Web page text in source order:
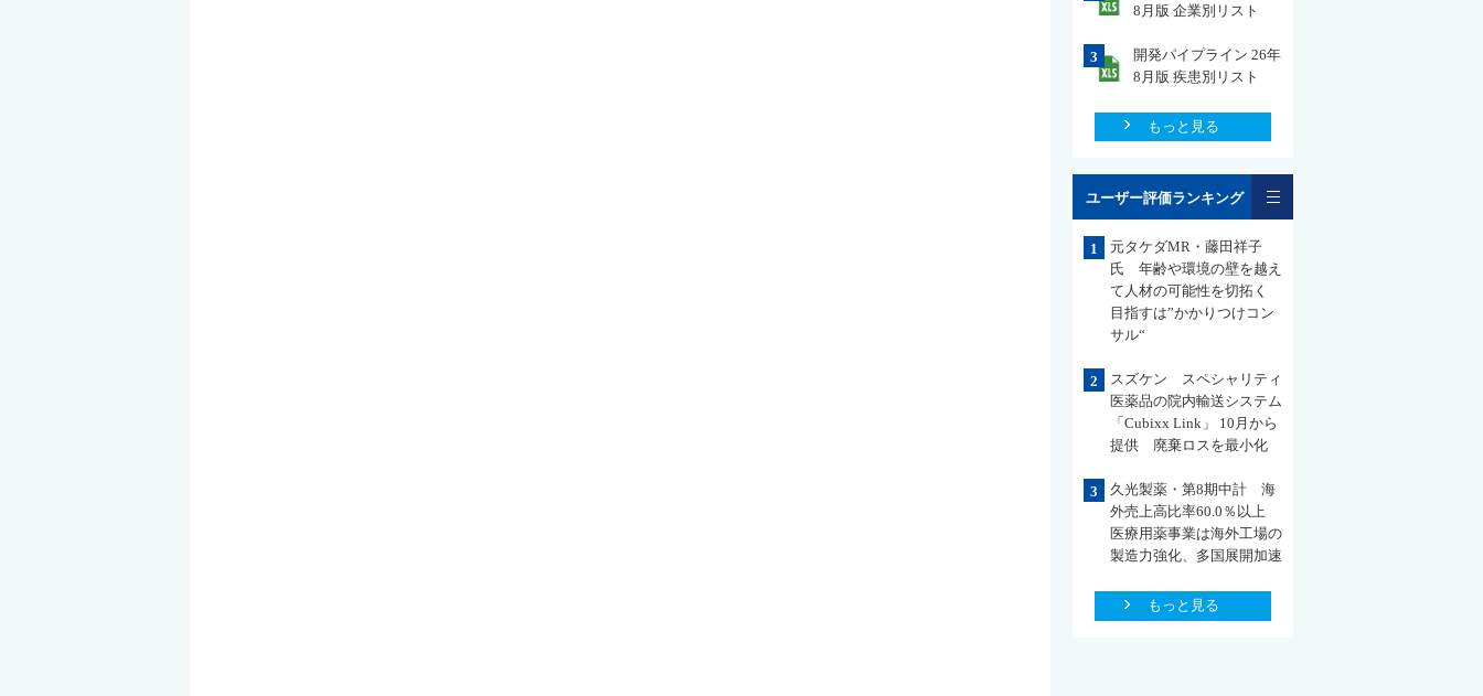
8月版 企業別リスト
3
開発パイプライン 26年
8月版 疾患別リスト
もっと見る
ユーザー評価ランキング
1
元タケダMR・藤田祥子
氏 年齢や環境の壁を越え
て人材の可能性を切拓く
目指すは”かかりつけコン
サル“
2
スズケン スペシャリティ
医薬品の院内輸送システム
「Cubixx Link」 10月から
提供 廃棄ロスを最小化
3
久光製薬・第8期中計 海
外売上高比率60.0％以上
医療用薬事業は海外工場の
製造力強化、多国展開加速
もっと見る